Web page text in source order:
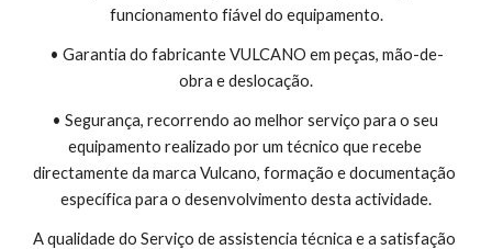
funcionamento fiável do equipamento.
• Garantia do fabricante VULCANO em peças, mão-de-
obra e deslocação.
• Segurança, recorrendo ao melhor serviço para o seu
equipamento realizado por um técnico que recebe
directamente da marca Vulcano, formação e documentação
específica para o desenvolvimento desta actividade.
A qualidade do Serviço de assistencia técnica e a satisfação